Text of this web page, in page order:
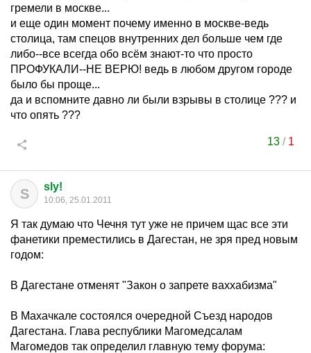
гремели в москве...
и еще один момент почему именно в москве-ведь
столица, там спецов внутренних дел больше чем где
либо--все всегда обо всём знают-то что просто
ПРОФУКАЛИ--НЕ ВЕРЮ! ведь в любом другом городе
было бы проще...
да и вспомните давно ли были взрывы в столице ??? и
что опять ???
13 / 1
S sly!
10:06, 25.01.2011
Я так думаю что Чечня тут уже не причем щас все эти
фанетики преместились в Дагестан, не зря пред новым
годом:
В Дагестане отменят "Закон о запрете ваххабизма"
В Махачкале состоялся очередной Съезд народов
Дагестана. Глава республики Магомедсалам
Магомедов так определил главную тему форума: